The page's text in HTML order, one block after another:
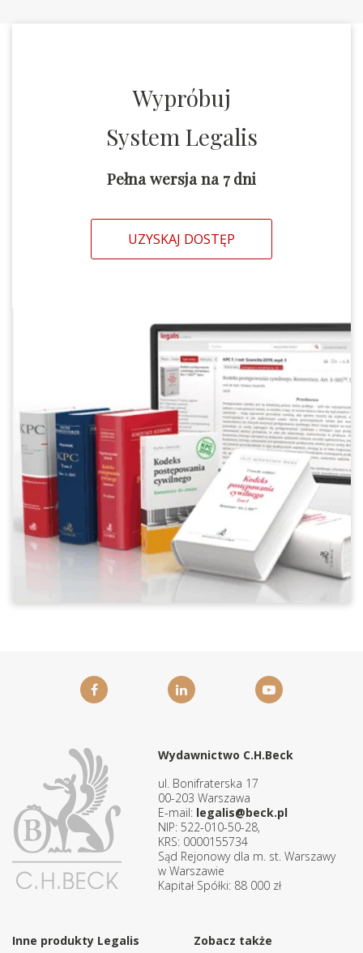
Wypróbuj
System Legalis
Pełna wersja na 7 dni
UZYSKAJ DOSTĘP
Wydawnictwo C.H.Beck
ul. Bonifraterska 17
00-203 Warszawa
E-mail: legalis@beck.pl
NIP: 522-010-50-28,
KRS: 0000155734
Sąd Rejonowy dla m. st. Warszawy
w Warszawie
Kapitał Spółki: 88 000 zł
Inne produkty Legalis Zobacz także